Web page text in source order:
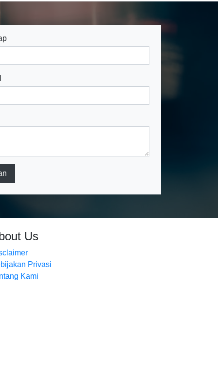
Us
Privasi
Kami